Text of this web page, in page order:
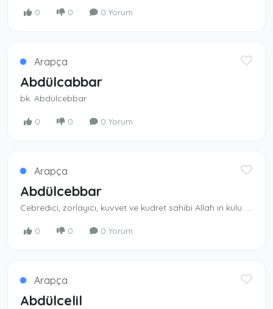
0 0 0 Yorum
Arapça
Abdülcabbar
bk. Abdülcebbar
0 0 0 Yorum
Arapça
Abdülcebbar
Cebredici, zorlayıcı, kuvvet ve kudret sahi­bi Allah ın kulu. Cebbar, Allah ın isimlerindendir. Zorlayıcı güce sahip olan Allah ın kulu.
0 0 0 Yorum
Arapça
Abdülcelil